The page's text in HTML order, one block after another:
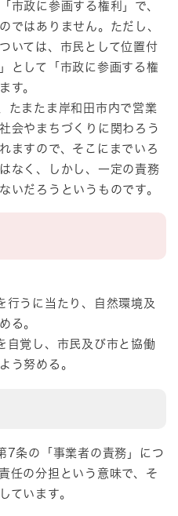
政に参画する権利」で、
ではありません。ただし、
いては、市民として位置付
として「市政に参画する権
す。
たまたま岸和田市内で営業
会やまちづくりに関わろう
ますので、そこにまでいろ
なく、しかし、一定の責務
いだろうというものです。
うに当たり、自然環境及
る。
覚し、市民及び市と協働
う努める。
条の「事業者の責務」につ
任の分担という意味で、そ
ています。